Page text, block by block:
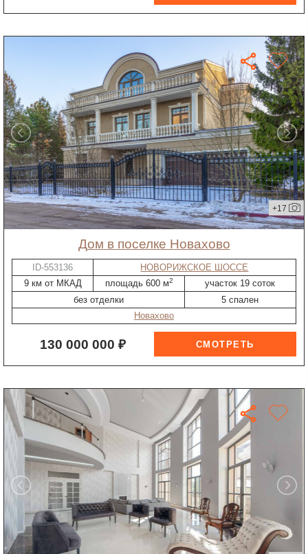
+17
дом в поселке Новахово
ID-553136
НОВОРИЖСКОЕ ШОССЕ
9 км от МКАД
площадь 600 м2
участок 19 соток
без отделки
5 спален
Новахово
130 000 000 ₽